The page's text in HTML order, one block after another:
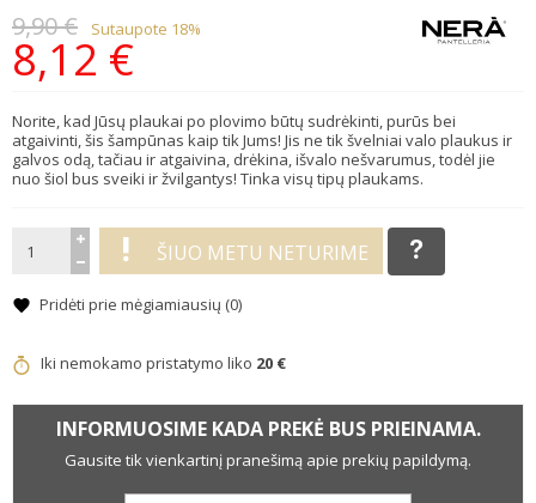
9,90 € Sutaupote 18%
8,12 €
Norite, kad Jūsų plaukai po plovimo būtų sudrėkinti, purūs bei
atgaivinti, šis šampūnas kaip tik Jums! Jis ne tik švelniai valo plaukus ir
galvos odą, tačiau ir atgaivina, drėkina, išvalo nešvarumus, todėl jie
nuo šiol bus sveiki ir žvilgantys! Tinka visų tipų plaukams.
ŠIUO METU NETURIME
Pridėti prie mėgiamiausių (0)
Iki nemokamo pristatymo liko 20 €
INFORMUOSIME KADA PREKĖ BUS PRIEINAMA.
Gausite tik vienkartinį pranešimą apie prekių papildymą.